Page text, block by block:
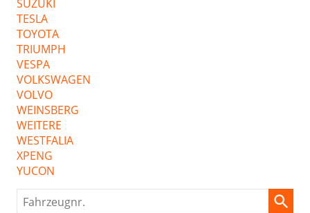
SUZUKI
TESLA
TOYOTA
TRIUMPH
VESPA
VOLKSWAGEN
VOLVO
WEINSBERG
WEITERE
WESTFALIA
XPENG
YUCON
Fahrzeugnr.